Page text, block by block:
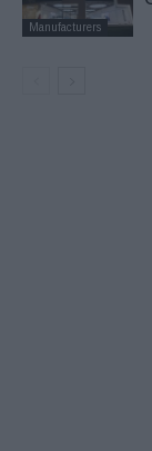
Manufacturers